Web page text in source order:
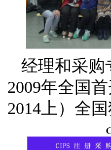
经理和采购
2009年全国
2014上）全